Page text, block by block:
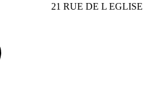
21 RUE DE L EGLISE